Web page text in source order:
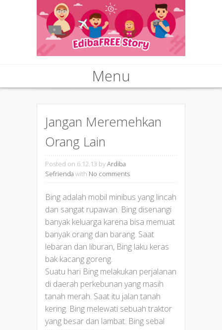
Menu
Jangan Meremehkan
Orang Lain
Posted on 6.12.13 byArdiba
Sefrienda with No comments
Bing adalah mobil minibus yang lincah
dan sangat rupawan. Bing disenangi
banyak keluarga karena bisa memuat
banyak orang dan barang. Saat
lebaran dan liburan, Bing laku keras
bak kacang goreng.
Suatu hari Bing melakukan perjalanan
di daerah perkebunan yang masih
tanah merah. Saat itu jalan tanah
kering. Bing melewati sebuah traktor
yang besar dan lambat. Bing sebal